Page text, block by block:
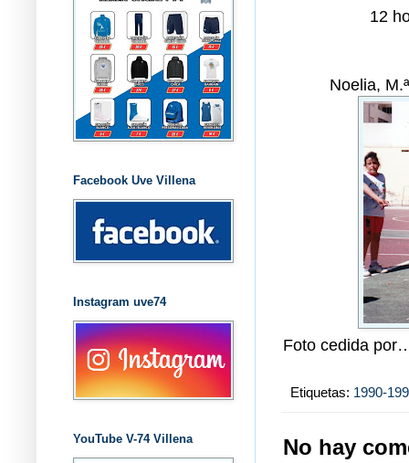
12
Noelia,
Foto cedida
Etiquetas: 1990-
No hay
Facebook Uve Villena
Instagram uve74
YouTube V-74 Villena